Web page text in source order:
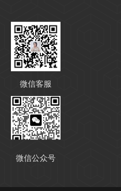
高温链条油HL350
高温导热油WD-320
微信客服
微信公众号